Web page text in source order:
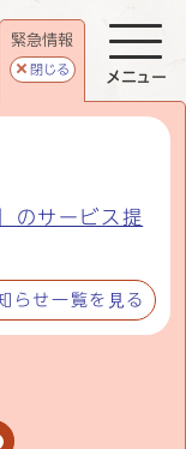
緊急情報
閉じる
のサービス提
らせ一覧を見る
メニュー